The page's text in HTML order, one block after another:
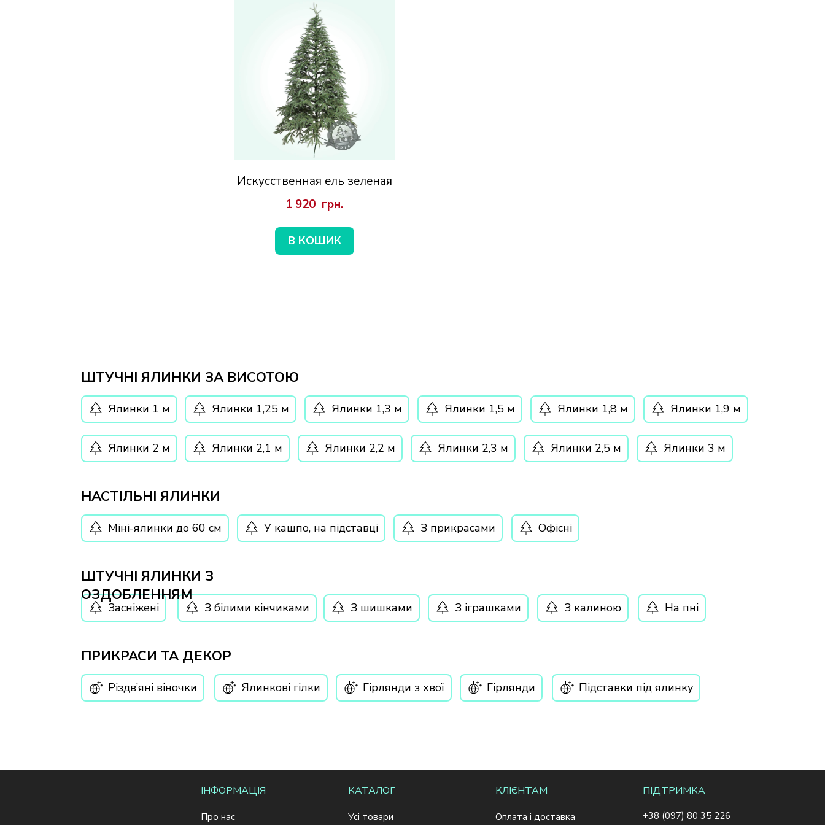
Искусственная ель зеленая
1 920  грн.
В КОШИК
Ялинки 3 м
Ялинки 2,5 м
Ялинки 2,3 м
Ялинки 2,2 м
Ялинки 2,1 м
Ялинки 2 м
Ялинки 1,9 м
Офісні
З іграшками
Гірлянди
З калиною
Підставки під ялинку
На пні
Ялинки 1,8 м
З прикрасами
З шишками
Гірлянди з хвої
Ялинки 1,5 м
Ялинки 1,3 м
У кашпо, на підставці
З білими кінчиками
Ялинкові гілки
Ялинки 1,25 м
Ялинки 1 м
Міні-ялинки до 60 см
Засніжені
Різдв’яні віночки
ШТУЧНІ ЯЛИНКИ ЗА ВИСОТОЮ
НАСТІЛЬНІ ЯЛИНКИ
ШТУЧНІ ЯЛИНКИ З
ОЗДОБЛЕННЯМ
ПРИКРАСИ ТА ДЕКОР
ІНФОРМАЦІЯ
Про нас
КАТАЛОГ
Усі товари
КЛІЄНТАМ
Оплата і доставка
ПІДТРИМКА
+38 (097) 80 35 226